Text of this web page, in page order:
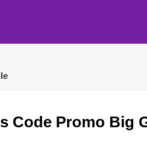
Code Promo Big